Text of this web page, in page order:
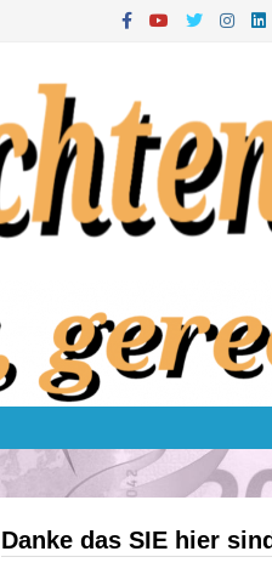
Danke das SIE hier